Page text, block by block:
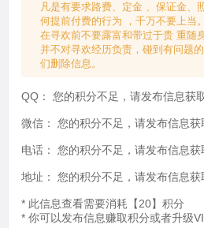
凡是有要求路费、定金 、保证金、
何提前付费的行为 ，千万不要上当
在寻欢前不要露富和带过于贵 重随
并不对寻欢经历负责，碰到有问题
们删除信息。
QQ： 您的积分不足，请发布信息获
微信： 您的积分不足，请发布信息获
电话： 您的积分不足，请发布信息获
地址： 您的积分不足，请发布信息获
* 此信息查看需要消耗【20】积分
* 你可以发布信息赚取积分或者升级